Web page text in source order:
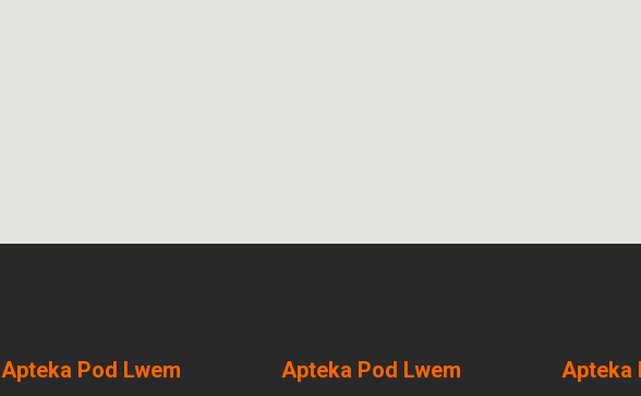
Apteka Pod Lwem Apteka Pod Lwem Apteka